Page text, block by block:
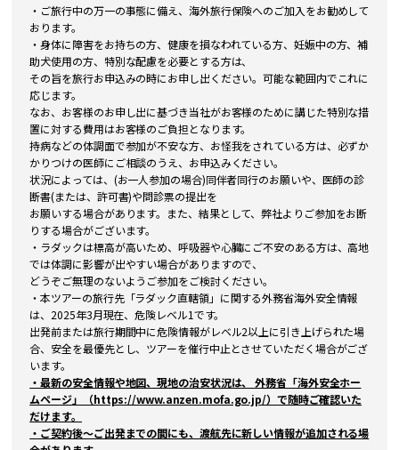
・ご旅行中の万一の事態に備え、海外旅行保険へのご加入をお勧めして
おります。
・身体に障害をお持ちの方、健康を損なわれている方、妊娠中の方、補
助犬使用の方、特別な配慮を必要とする方は、
その旨を旅行お申込みの時にお申し出ください。可能な範囲内でこれに
応じます。
なお、お客様のお申し出に基づき当社がお客様のために講じた特別な措
置に対する費用はお客様のご負担となります。
持病などの体調面で参加が不安な方、お怪我をされている方は、必ずか
かりつけの医師にご相談のうえ、お申込みください。
状況によっては、(お一人参加の場合)同伴者同行のお願いや、医師の診
断書(または、許可書)や問診票の提出を
お願いする場合があります。また、結果として、弊社よりご参加をお断
りする場合がございます。
・ラダックは標高が高いため、呼吸器や心臓にご不安のある方は、高地
では体調に影響が出やすい場合がありますので、
どうぞご無理のないようご参加をご検討ください。
・本ツアーの旅行先「ラダック直轄領」に関する外務省海外安全情報
は、2025年3月現在、危険レベル1です。
出発前または旅行期間中に危険情報がレベル2以上に引き上げられた場
合、安全を最優先とし、ツアーを催行中止とさせていただく場合がござ
います。
・最新の安全情報や地図、現地の治安状況は、外務省「海外安全ホー
ムページ」（https://www.anzen.mofa.go.jp/）で随時ご確認いた
だけます。
・ご契約後〜ご出発までの間にも、渡航先に新しい情報が追加される場